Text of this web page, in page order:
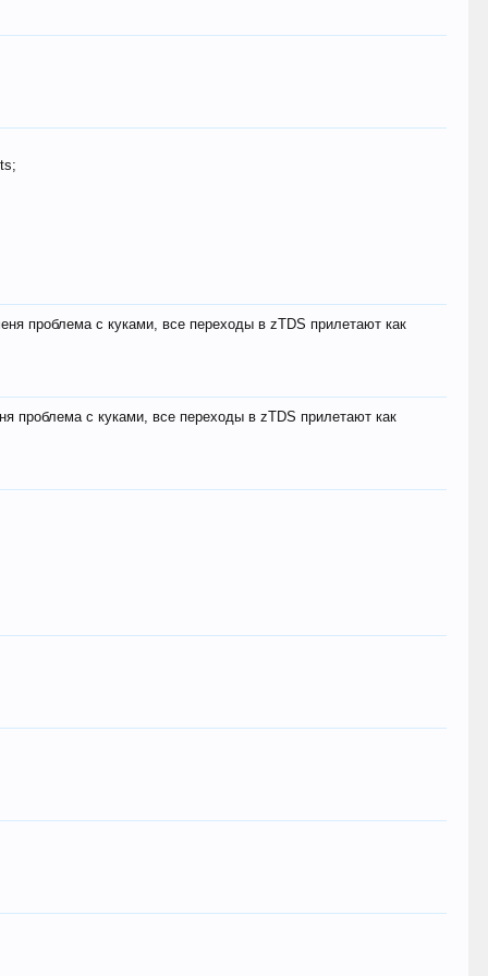
проблема с куками, все переходы в zTDS прилетают как
проблема с куками, все переходы в zTDS прилетают как